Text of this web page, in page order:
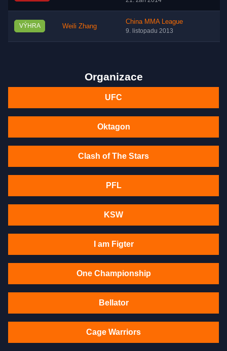
VÝHRA Weili Zhang
China MMA League
9. listopadu 2013
Organizace
UFC
Oktagon
Clash of The Stars
PFL
KSW
I am Figter
One Championship
Bellator
Cage Warriors